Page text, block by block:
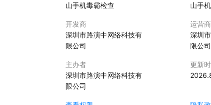
服务热线
0755-8366 4302
商务热线
0755-8366 4109
山手机毒霸检查
山手
开发商
深圳市路演中网络科技有
限公司
运营商
深圳
限公司
主办者
深圳市路演中网络科技有
限公司
更新